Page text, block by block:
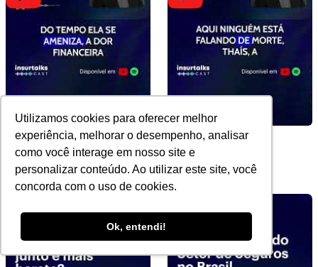
Utilizamos cookies para oferecer melhor
experiência, melhorar o desempenho, analisar
como você interage em nosso site e
personalizar conteúdo. Ao utilizar este site, você
concorda com o uso de cookies.
Ok, entendi!
Sucessão e estabilidade
financeira
Futuro do Seguro e
Flexibilidade